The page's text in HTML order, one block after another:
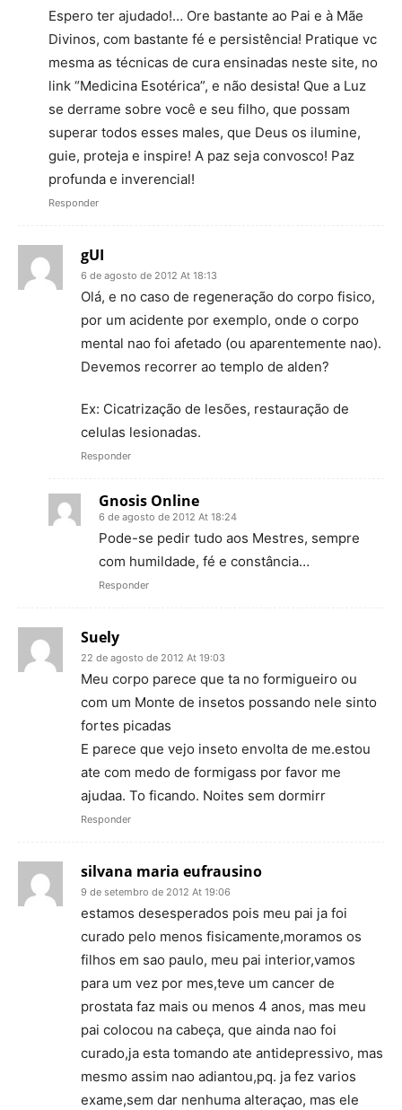
Espero ter ajudado!… Ore bastante ao Pai e à Mãe
Divinos, com bastante fé e persistência! Pratique vc
mesma as técnicas de cura ensinadas neste site, no
link “Medicina Esotérica”, e não desista! Que a Luz
se derrame sobre você e seu filho, que possam
superar todos esses males, que Deus os ilumine,
guie, proteja e inspire! A paz seja convosco! Paz
profunda e inverencial!
Responder
gUI
6 de agosto de 2012 At 18:13
Olá, e no caso de regeneração do corpo fisico,
por um acidente por exemplo, onde o corpo
mental nao foi afetado (ou aparentemente nao).
Devemos recorrer ao templo de alden?
Ex: Cicatrização de lesões, restauração de
celulas lesionadas.
Responder
Gnosis Online
6 de agosto de 2012 At 18:24
Pode-se pedir tudo aos Mestres, sempre
com humildade, fé e constância…
Responder
Suely
22 de agosto de 2012 At 19:03
Meu corpo parece que ta no formigueiro ou
com um Monte de insetos possando nele sinto
fortes picadas
E parece que vejo inseto envolta de me.estou
ate com medo de formigass por favor me
ajudaa. To ficando. Noites sem dormirr
Responder
silvana maria eufrausino
9 de setembro de 2012 At 19:06
estamos desesperados pois meu pai ja foi
curado pelo menos fisicamente,moramos os
filhos em sao paulo, meu pai interior,vamos
para um vez por mes,teve um cancer de
prostata faz mais ou menos 4 anos, mas meu
pai colocou na cabeça, que ainda nao foi
curado,ja esta tomando ate antidepressivo, mas
mesmo assim nao adiantou,pq. ja fez varios
exame,sem dar nenhuma alteraçao, mas ele